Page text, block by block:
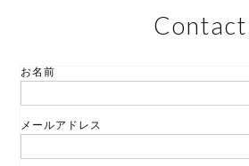
Contact
お名前
メールアドレス